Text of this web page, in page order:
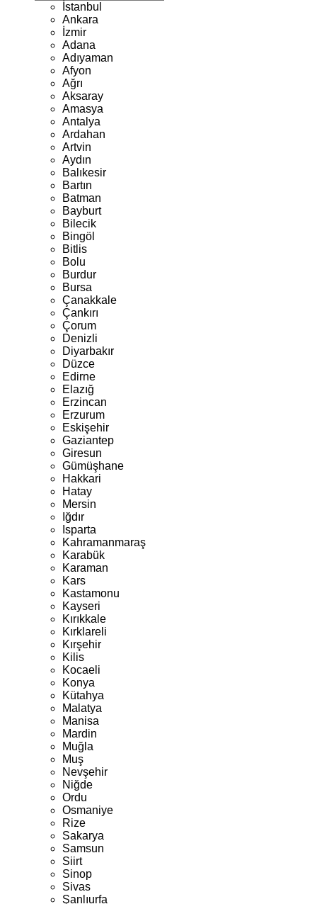
İstanbul
Ankara
İzmir
Adana
Adıyaman
Afyon
Ağrı
Aksaray
Amasya
Antalya
Ardahan
Artvin
Aydın
Balıkesir
Bartın
Batman
Bayburt
Bilecik
Bingöl
Bitlis
Bolu
Burdur
Bursa
Çanakkale
Çankırı
Çorum
Denizli
Diyarbakır
Düzce
Edirne
Elazığ
Erzincan
Erzurum
Eskişehir
Gaziantep
Giresun
Gümüşhane
Hakkari
Hatay
Mersin
Iğdır
Isparta
Kahramanmaraş
Karabük
Karaman
Kars
Kastamonu
Kayseri
Kırıkkale
Kırklareli
Kırşehir
Kilis
Kocaeli
Konya
Kütahya
Malatya
Manisa
Mardin
Muğla
Muş
Nevşehir
Niğde
Ordu
Osmaniye
Rize
Sakarya
Samsun
Siirt
Sinop
Sivas
Şanlıurfa